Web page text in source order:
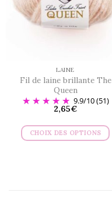
choisies
sur
produit
LAINE
Fil de laine brillante The
Queen
9.9/10(51)
2,65€
CHOIX DES OPTIONS